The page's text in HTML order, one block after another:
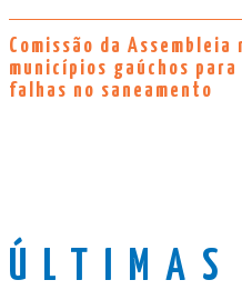
Comissão da Assembleia
municípios gaúchos
falhas no saneamento
ÚLTIMAS